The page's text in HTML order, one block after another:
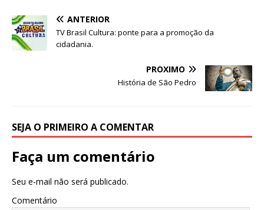
A
p
p
b
o
o
dI
n
r
ANTERIOR
TV Brasil Cultura: ponte para a promoção da
cidadania.
PRÓXIMO
História de São Pedro
SEJA O PRIMEIRO A COMENTAR
Faça um comentário
Seu e-mail não será publicado.
Comentário